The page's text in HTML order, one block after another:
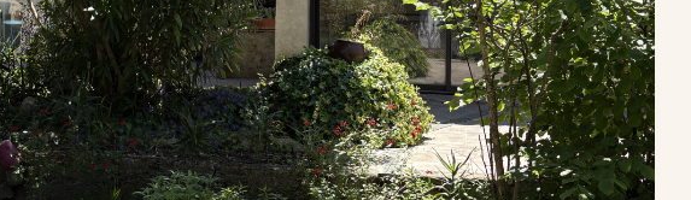
AFFINER LES CRITÈRES
Terrasse Parking Piscine